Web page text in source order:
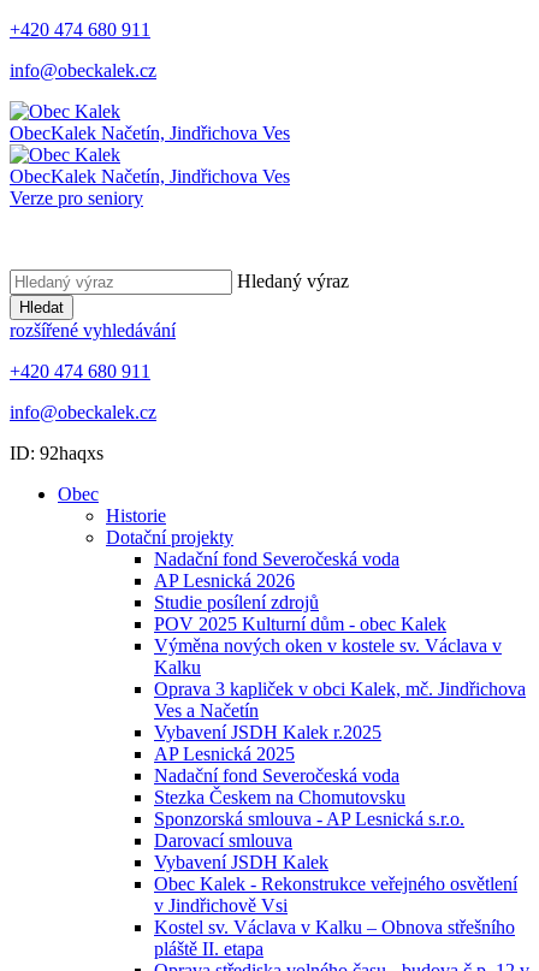
+420 474 680 911
info@obeckalek.cz
ObecKalek Načetín, Jindřichova Ves
ObecKalek Načetín, Jindřichova Ves
Verze pro seniory
Hledaný výraz
Hledat
rozšířené vyhledávání
+420 474 680 911
info@obeckalek.cz
ID: 92haqxs
Obec
Historie
Dotační projekty
Nadační fond Severočeská voda
AP Lesnická 2026
Studie posílení zdrojů
POV 2025 Kulturní dům - obec Kalek
Výměna nových oken v kostele sv. Václava v
Kalku
Oprava 3 kapliček v obci Kalek, mč. Jindřichova
Ves a Načetín
Vybavení JSDH Kalek r.2025
AP Lesnická 2025
Nadační fond Severočeská voda
Stezka Českem na Chomutovsku
Sponzorská smlouva - AP Lesnická s.r.o.
Darovací smlouva
Vybavení JSDH Kalek
Obec Kalek - Rekonstrukce veřejného osvětlení
v Jindřichově Vsi
Kostel sv. Václava v Kalku – Obnova střešního
pláště II. etapa